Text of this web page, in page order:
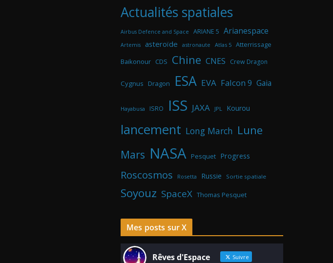
Actualités spatiales
Airbus Defence and Space ARIANE 5 Arianespace
Artemis asteroïde astronaute Atlas 5 Atterrissage
Baikonour CDS Chine CNES Crew Dragon
Cygnus Dragon ESA EVA Falcon 9 Gaia
Hayabusa ISRO ISS JAXA JPL Kourou
lancement Long March Lune
Mars NASA Pesquet Progress
Roscosmos Rosetta Russie Sortie spatiale
Soyouz SpaceX Thomas Pesquet
Mes posts sur X
Rêves d'Espace Suivre